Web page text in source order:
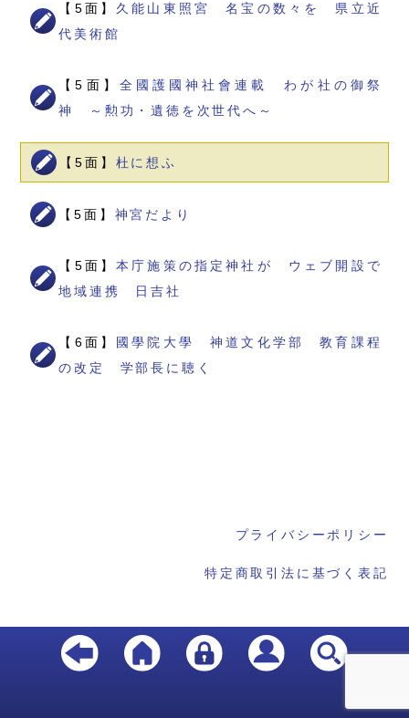
【5面】 久能山東照宮 名宝の数々を 県立近
代美術館
【5面】 全國護國神社會連載 わが社の御祭
神 ～勲功・遺徳を次世代へ～
【5面】 杜に想ふ
【5面】 神宮だより
【5面】本庁施策の指定神社が ウェブ開設で
地域連携 日吉社
【6面】
國學院大學 神道文化学部 教育課程
の改定 学部長に聴く
プライバシーポリシー
特定商取引法に基づく表記